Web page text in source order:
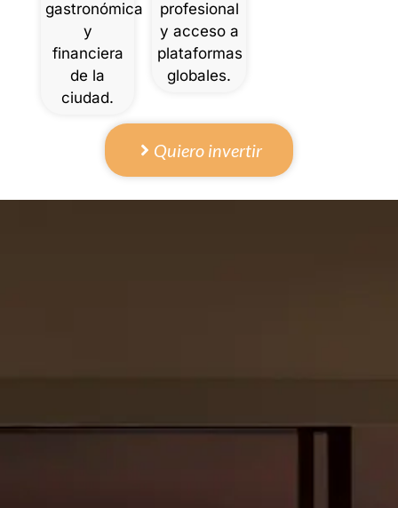
gastronómica
y
financiera
de la
ciudad.
profesional
y acceso a
plataformas
globales.
Quiero invertir